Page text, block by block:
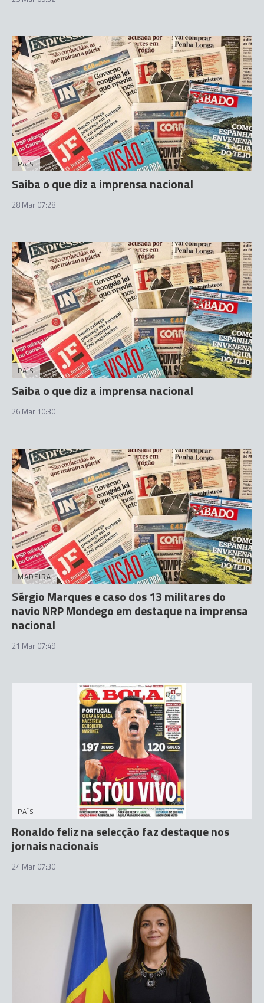
PAÍS
Saiba o que diz a imprensa nacional
28 Mar 07:28
PAÍS
Saiba o que diz a imprensa nacional
26 Mar 10:30
MADEIRA
Sérgio Marques e caso dos 13 militares do
navio NRP Mondego em destaque na imprensa
nacional
21 Mar 07:49
PAÍS
Ronaldo feliz na selecção faz destaque nos
jornais nacionais
24 Mar 07:30